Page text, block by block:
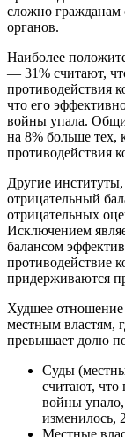
сложно гражданам
органов.
Наиболее
— 31% считают,
противодействия
что его
войны упала.
на 8% больше тех,
противодействия
Другие
отрицательный
отрицательных
Исключением
балансом
противодействие
придерживаются
Худшее отношение
местным властям,
превышает долю
Суды
считают, что
войны
изменилось,